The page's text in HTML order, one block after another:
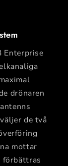
Enterprise
drönaren
de två
mottar
förbättras